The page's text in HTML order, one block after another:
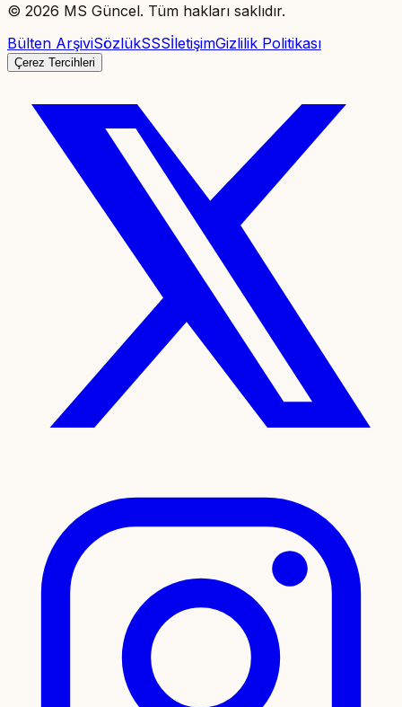
© 2026 MS Güncel. Tüm hakları saklıdır.
Bülten ArşiviSözlükSSSİletişimGizlilik Politikası
Çerez Tercihleri